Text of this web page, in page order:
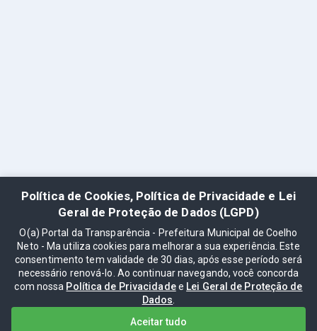
Política de Cookies, Política de Privacidade e Lei
Geral de Proteção de Dados (LGPD)
O(a) Portal da Transparência - Prefeitura Municipal de Coelho
Neto - Ma utiliza cookies para melhorar a sua experiência. Este
consentimento tem validade de 30 dias, após esse período será
necessário renová-lo. Ao continuar navegando, você concorda
com nossa Política de Privacidadee Lei Geral de Proteção de
Dados
Aceitar tudo